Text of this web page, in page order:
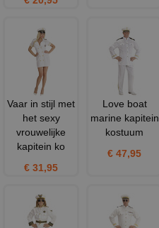
Vaar in stijl met
het sexy
vrouwelijke
kapitein ko
€ 31,95
Love boat
marine kapitein
kostuum
€ 47,95